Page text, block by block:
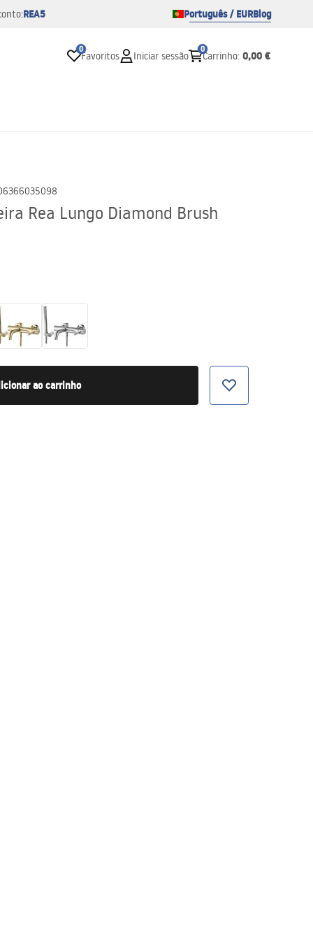
REA5 Português / EURBlog
0
Favoritos Iniciar sessão
0
Carrinho: 0,00 €
Rea Lungo Diamond Brush
ao carrinho